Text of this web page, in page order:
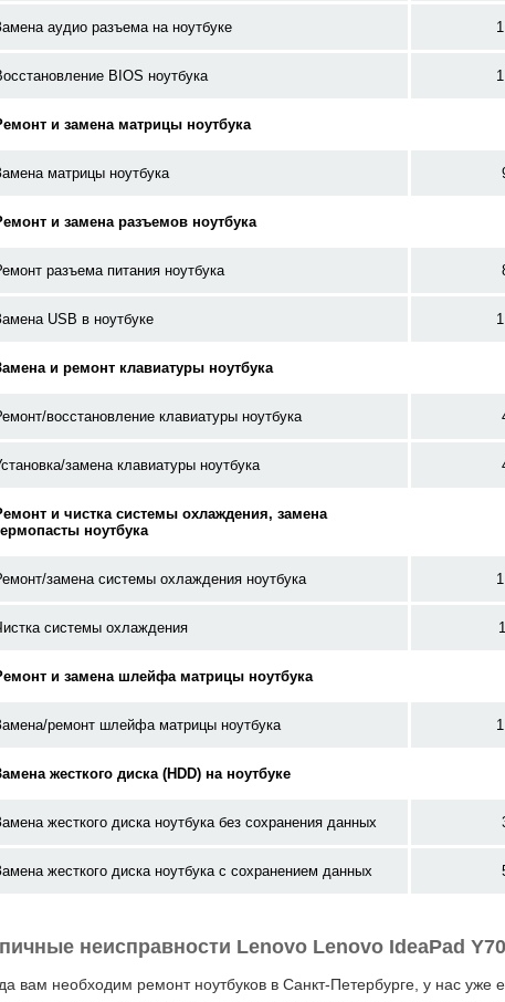
аудио разъема на ноутбуке
BIOS ноутбука
и замена матрицы ноутбука
матрицы ноутбука
и замена разъемов ноутбука
разъема питания ноутбука
USB в ноутбуке
и ремонт клавиатуры ноутбука
восстановление клавиатуры ноутбука
замена клавиатуры ноутбука
и чистка системы охлаждения, замена
ноутбука
замена системы охлаждения ноутбука
системы охлаждения
и замена шлейфа матрицы ноутбука
ремонт шлейфа матрицы ноутбука
жесткого диска (HDD) на ноутбуке
жесткого диска ноутбука без сохранения данных
жесткого диска ноутбука с сохранением данных
неисправности Lenovo Lenovo IdeaPad
вам необходим ремонт ноутбуков в Санкт-Петербурге, у нас уже